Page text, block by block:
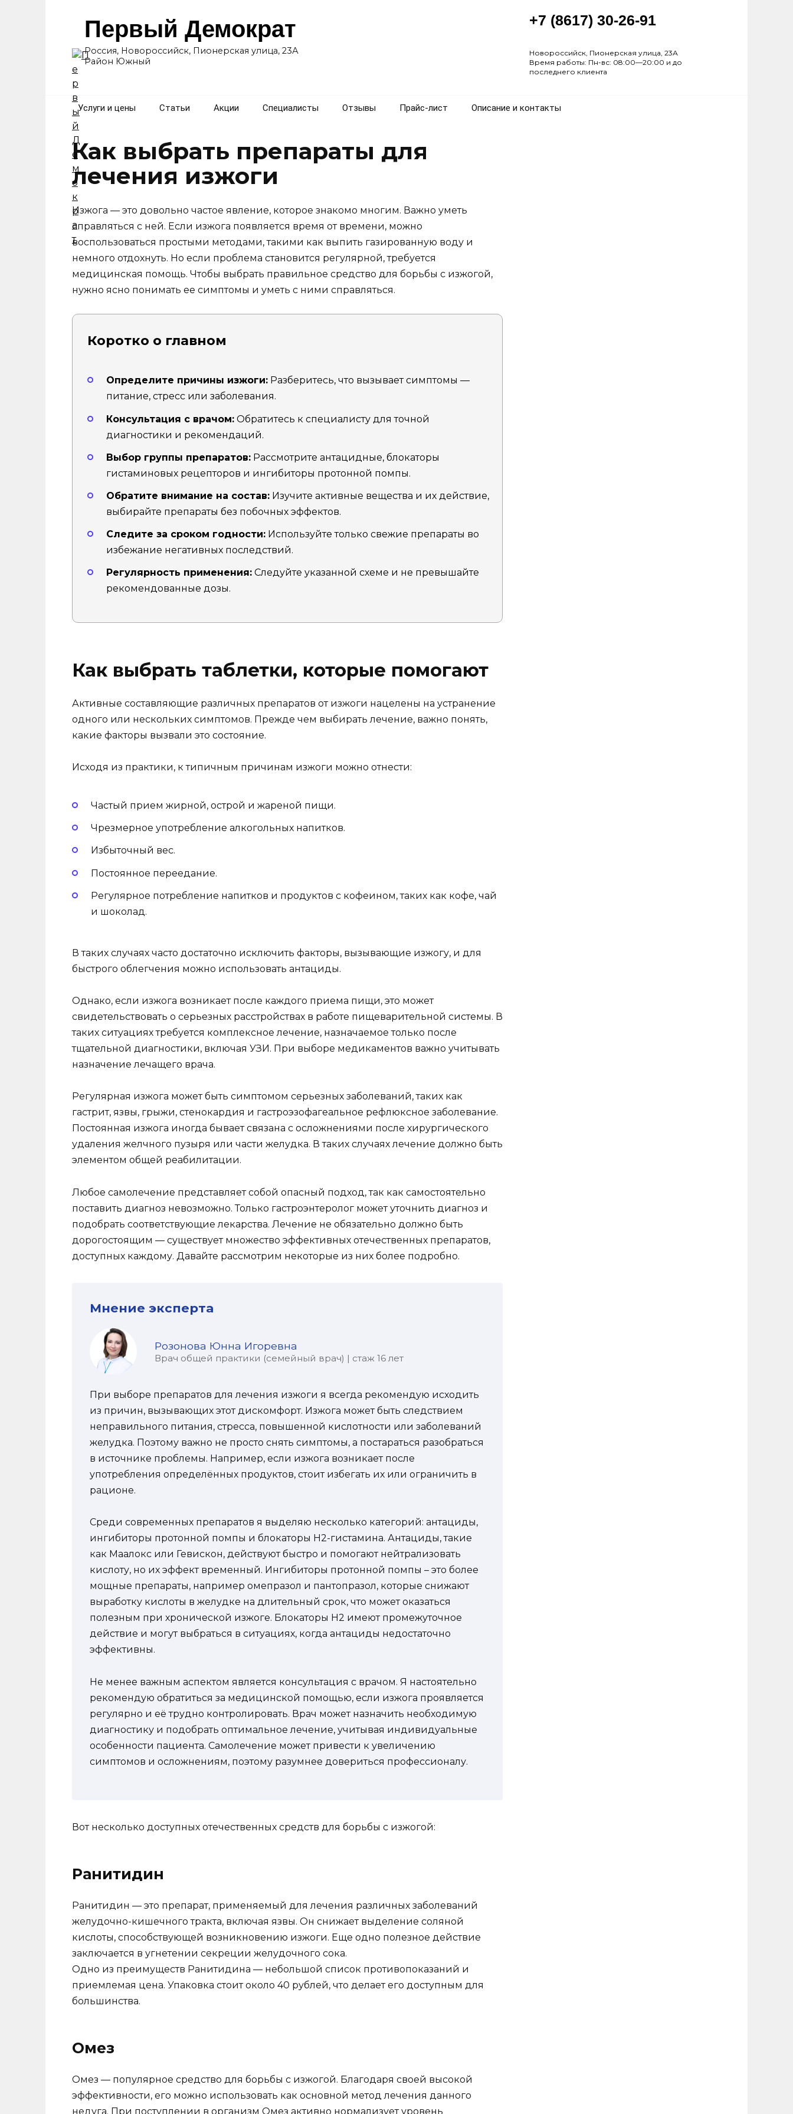
Первый Демократ
Россия, Новороссийск, Пионерская улица, 23А
Район Южный
+7 (8617) 30-26-91
Новороссийск, Пионерская улица, 23А
Время работы: Пн-вс: 08:00—20:00 и до
последнего клиента
Услуги и цены Статьи Акции Специалисты Отзывы Прайс-лист Описание и контакты
Как выбрать препараты для
лечения изжоги
Изжога — это довольно частое явление, которое знакомо многим. Важно уметь
справляться с ней. Если изжога появляется время от времени, можно
воспользоваться простыми методами, такими как выпить газированную воду и
немного отдохнуть. Но если проблема становится регулярной, требуется
медицинская помощь. Чтобы выбрать правильное средство для борьбы с изжогой,
нужно ясно понимать ее симптомы и уметь с ними справляться.
Коротко о главном
Определите причины изжоги: Разберитесь, что вызывает симптомы —
питание, стресс или заболевания.
Консультация с врачом: Обратитесь к специалисту для точной
диагностики и рекомендаций.
Выбор группы препаратов: Рассмотрите антацидные, блокаторы
гистаминовых рецепторов и ингибиторы протонной помпы.
Обратите внимание на состав: Изучите активные вещества и их действие,
выбирайте препараты без побочных эффектов.
Следите за сроком годности: Используйте только свежие препараты во
избежание негативных последствий.
Регулярность применения: Следуйте указанной схеме и не превышайте
рекомендованные дозы.
Как выбрать таблетки, которые помогают
Активные составляющие различных препаратов от изжоги нацелены на устранение
одного или нескольких симптомов. Прежде чем выбирать лечение, важно понять,
какие факторы вызвали это состояние.
Исходя из практики, к типичным причинам изжоги можно отнести:
Частый прием жирной, острой и жареной пищи.
Чрезмерное употребление алкогольных напитков.
Избыточный вес.
Постоянное переедание.
Регулярное потребление напитков и продуктов с кофеином, таких как кофе, чай
и шоколад.
В таких случаях часто достаточно исключить факторы, вызывающие изжогу, и для
быстрого облегчения можно использовать антациды.
Однако, если изжога возникает после каждого приема пищи, это может
свидетельствовать о серьезных расстройствах в работе пищеварительной системы. В
таких ситуациях требуется комплексное лечение, назначаемое только после
тщательной диагностики, включая УЗИ. При выборе медикаментов важно учитывать
назначение лечащего врача.
Регулярная изжога может быть симптомом серьезных заболеваний, таких как
гастрит, язвы, грыжи, стенокардия и гастроэзофагеальное рефлюксное заболевание.
Постоянная изжога иногда бывает связана с осложнениями после хирургического
удаления желчного пузыря или части желудка. В таких случаях лечение должно быть
элементом общей реабилитации.
Любое самолечение представляет собой опасный подход, так как самостоятельно
поставить диагноз невозможно. Только гастроэнтеролог может уточнить диагноз и
подобрать соответствующие лекарства. Лечение не обязательно должно быть
дорогостоящим — существует множество эффективных отечественных препаратов,
доступных каждому. Давайте рассмотрим некоторые из них более подробно.
Мнение эксперта
Розонова Юнна Игоревна
Врач общей практики (семейный врач) | стаж 16 лет
При выборе препаратов для лечения изжоги я всегда рекомендую исходить
из причин, вызывающих этот дискомфорт. Изжога может быть следствием
неправильного питания, стресса, повышенной кислотности или заболеваний
желудка. Поэтому важно не просто снять симптомы, а постараться разобраться
в источнике проблемы. Например, если изжога возникает после
употребления определённых продуктов, стоит избегать их или ограничить в
рационе.
Среди современных препаратов я выделяю несколько категорий: антациды,
ингибиторы протонной помпы и блокаторы H2-гистамина. Антациды, такие
как Маалокс или Гевискон, действуют быстро и помогают нейтрализовать
кислоту, но их эффект временный. Ингибиторы протонной помпы – это более
мощные препараты, например омепразол и пантопразол, которые снижают
выработку кислоты в желудке на длительный срок, что может оказаться
полезным при хронической изжоге. Блокаторы H2 имеют промежуточное
действие и могут выбраться в ситуациях, когда антациды недостаточно
эффективны.
Не менее важным аспектом является консультация с врачом. Я настоятельно
рекомендую обратиться за медицинской помощью, если изжога проявляется
регулярно и её трудно контролировать. Врач может назначить необходимую
диагностику и подобрать оптимальное лечение, учитывая индивидуальные
особенности пациента. Самолечение может привести к увеличению
симптомов и осложнениям, поэтому разумнее довериться профессионалу.
Вот несколько доступных отечественных средств для борьбы с изжогой:
Ранитидин
Ранитидин — это препарат, применяемый для лечения различных заболеваний
желудочно-кишечного тракта, включая язвы. Он снижает выделение соляной
кислоты, способствующей возникновению изжоги. Еще одно полезное действие
заключается в угнетении секреции желудочного сока.
Одно из преимуществ Ранитидина — небольшой список противопоказаний и
приемлемая цена. Упаковка стоит около 40 рублей, что делает его доступным для
большинства.
Омез
Омез — популярное средство для борьбы с изжогой. Благодаря своей высокой
эффективности, его можно использовать как основной метод лечения данного
недуга. При поступлении в организм Омез активно нормализует уровень